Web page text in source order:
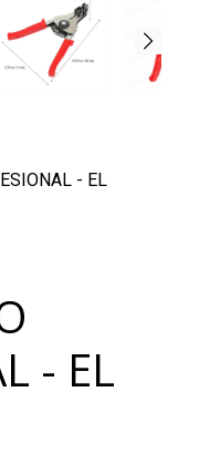
- EL
- EL